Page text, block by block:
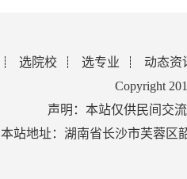
选院校 选专业
动态资
Copyright
声明：本站仅供民间交
本站地址：湖南省长沙市芙蓉区